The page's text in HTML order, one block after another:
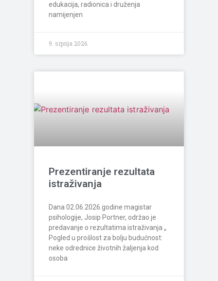
edukacija, radionica i druženja
namijenjen
9. srpnja 2026.
Prezentiranje rezultata
istraživanja
Dana 02.06.2026.godine magistar
psihologije, Josip Portner, održao je
predavanje o rezultatima istraživanja „
Pogled u prošlost za bolju budućnost:
neke odrednice životnih žaljenja kod
osoba